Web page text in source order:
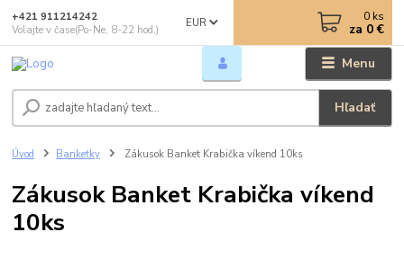
Menu
EUR
Hľadať
+421 911214242
Volajte v čase(Po-Ne, 8-22 hod.)
0 ks
za 0 €
Úvod Banketky Zákusok Banket Krabička víkend 10ks
Zákusok Banket Krabička víkend
10ks